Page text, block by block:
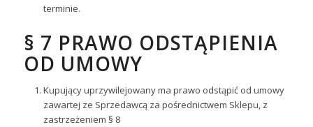
terminie.
§ 7 PRAWO ODSTĄPIENIA
OD UMOWY
Kupujący uprzywilejowany ma prawo odstąpić od umowy
zawartej ze Sprzedawcą za pośrednictwem Sklepu, z
zastrzeżeniem § 8